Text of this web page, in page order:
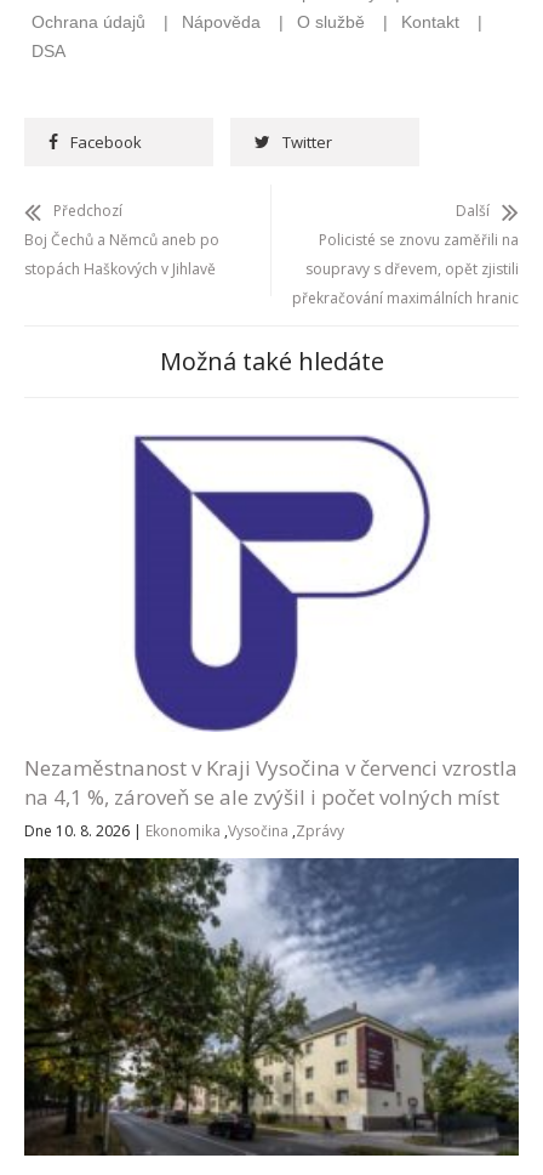
Facebook Twitter
Předchozí
Boj Čechů a Němců aneb po
stopách Haškových v Jihlavě
Další
Policisté se znovu zaměřili na
soupravy s dřevem, opět zjistili
překračování maximálních hranic
Možná také hledáte
Nezaměstnanost v Kraji Vysočina v červenci vzrostla
na 4,1 %, zároveň se ale zvýšil i počet volných míst
Dne 10. 8. 2026 | Ekonomika ,Vysočina ,Zprávy